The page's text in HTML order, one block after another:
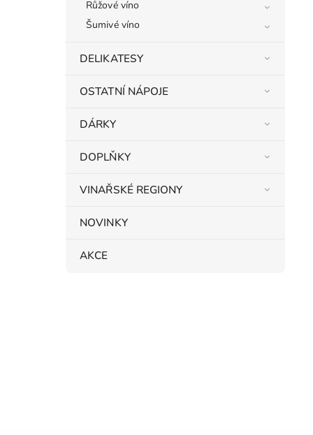
Růžové víno
Šumivé víno
DELIKATESY
OSTATNÍ NÁPOJE
DÁRKY
DOPLŇKY
VINAŘSKÉ REGIONY
NOVINKY
AKCE